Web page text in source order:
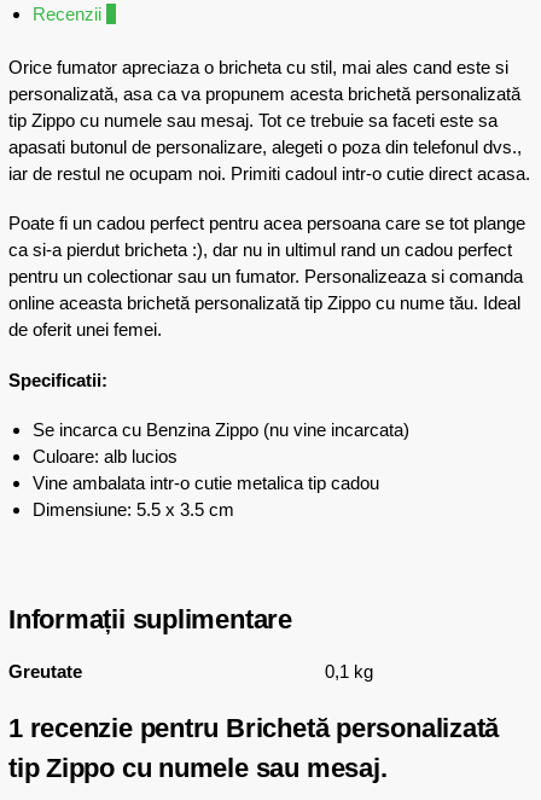
Recenzii
Orice fumator apreciaza o bricheta cu stil, mai ales cand este si
personalizată, asa ca va propunem acesta brichetă personalizată
tip Zippo cu numele sau mesaj. Tot ce trebuie sa faceti este sa
apasati butonul de personalizare, alegeti o poza din telefonul dvs.,
iar de restul ne ocupam noi. Primiti cadoul intr-o cutie direct acasa.
Poate fi un cadou perfect pentru acea persoana care se tot plange
ca si-a pierdut bricheta :), dar nu in ultimul rand un cadou perfect
pentru un colectionar sau un fumator. Personalizeaza si comanda
online aceasta brichetă personalizată tip Zippo cu nume tău. Ideal
de oferit unei femei.
Specificatii:
Se incarca cu Benzina Zippo (nu vine incarcata)
Culoare: alb lucios
Vine ambalata intr-o cutie metalica tip cadou
Dimensiune: 5.5 x 3.5 cm
Informații suplimentare
Greutate 0,1 kg
1 recenzie pentru Brichetă personalizată
tip Zippo cu numele sau mesaj.